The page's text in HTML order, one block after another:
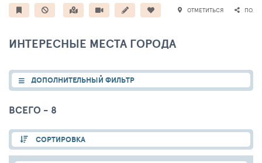
ОТМЕТИТЬСЯ
ИНТЕРЕСНЫЕ МЕСТА ГОРОДА
ДОПОЛНИТЕЛЬНЫЙ ФИЛЬТР
ВСЕГО - 8
СОРТИРОВКА